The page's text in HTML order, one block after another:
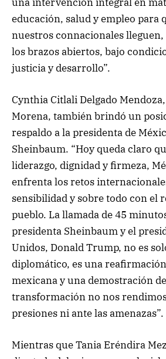
educación, salud y empleo para
nuestros connacionales
los brazos abiertos, bajo
justicia y desarrollo”.
Cynthia Citlali Delgado
Morena, también brindó un
respaldo a la presidenta de
Sheinbaum. “Hoy queda claro
liderazgo, dignidad y firmeza,
enfrenta los retos
sensibilidad y sobre todo con el
pueblo. La llamada de 45
presidenta Sheinbaum y el
Unidos, Donald Trump, no es
diplomático, es una
mexicana y una demostración
transformación no nos
presiones ni ante las amenazas”.
Mientras que Tania Eréndira